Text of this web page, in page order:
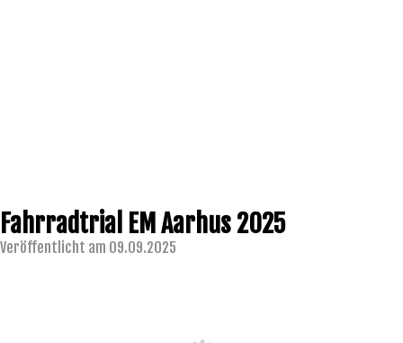
Fahrradtrial EM Aarhus 2025
Veröffentlicht am 09.09.2025